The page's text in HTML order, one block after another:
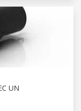
UN